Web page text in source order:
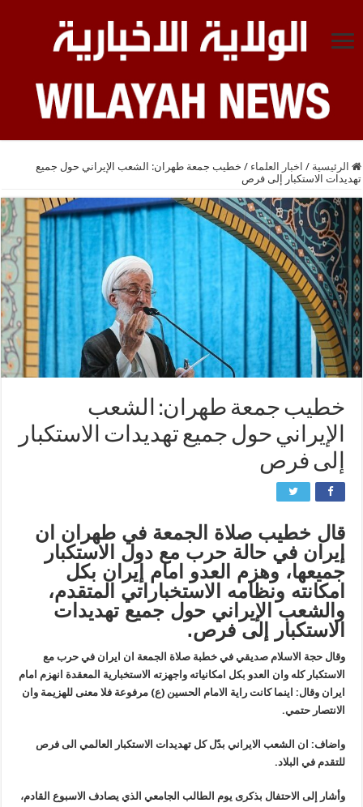
الرئيسية / اخبار العلماء / خطيب جمعة طهران: الشعب الإيراني حول جميع
تهديدات الاستكبار إلى فرص
خطيب جمعة طهران: الشعب
الإيراني حول جميع تهديدات الاستكبار
إلى فرص
قال خطيب صلاة الجمعة في طهران ان
إيران في حالة حرب مع دول الاستكبار
جميعها، وهزم العدو امام إيران بكل
امكانته ونظامه الاستخباراتي المتقدم،
والشعب الإيراني حول جميع تهديدات
الاستكبار إلى فرص.
وقال حجة الاسلام صديقي في خطبة صلاة الجمعة ان ايران في حرب مع
الاستكبار كله وان العدو بكل امكانياته واجهزته الاستخبارية المعقدة انهزم امام
ايران وقال: اينما كانت راية الامام الحسين (ع) مرفوعة فلا معنى للهزيمة وان
الانتصار حتمي.
واضاف: ان الشعب الايراني بدّل كل تهديدات الاستكبار العالمي الى فرص
للتقدم في البلاد.
وأشار إلى الاحتفال بذكرى يوم الطالب الجامعي الذي يصادف الاسبوع القادم،